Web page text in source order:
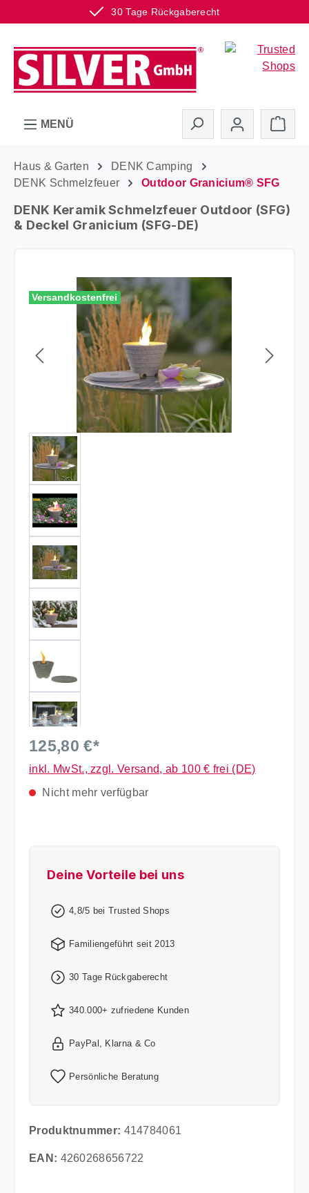
30 Tage Rückgaberecht
Zum Hauptinhalt springen
MENÜ
Haus & Garten
DENK Camping
DENK Schmelzfeuer
Outdoor Granicium® SFG
DENK Keramik Schmelzfeuer Outdoor (SFG)
& Deckel Granicium (SFG-DE)
Bildergalerie überspringen
Versandkostenfrei
125,80 €*
inkl. MwSt., zzgl. Versand, ab 100 € frei (DE)
Nicht mehr verfügbar
Deine Vorteile bei uns
4,8/5 bei Trusted Shops
Familiengeführt seit 2013
30 Tage Rückgaberecht
340.000+ zufriedene Kunden
PayPal, Klarna & Co
Persönliche Beratung
Produktnummer: 414784061
EAN: 4260268656722